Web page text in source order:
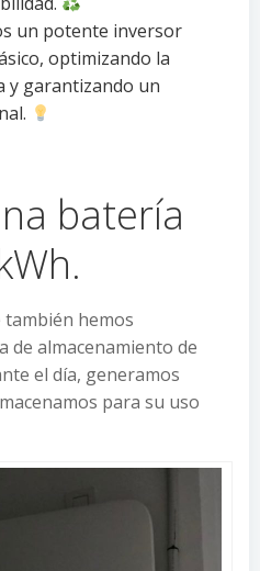
un potente inversor
optimizando la
y garantizando un
batería
hemos
de almacenamiento de
el día, generamos
para su uso